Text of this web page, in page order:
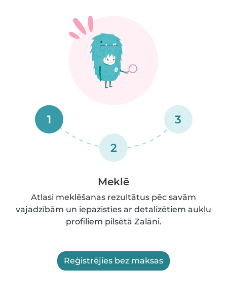
1
2
3
Meklē
Atlasi meklēšanas rezultātus pēc savām
vajadzībām un iepazīsties ar detalizētiem aukļu
profiliem pilsētā Zalāni.
Reģistrējies bez maksas